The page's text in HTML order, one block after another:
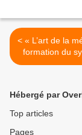
< « L’art de la mémoire et la
formation du
maçonnique »
Hébergé par
Top articles
Pages